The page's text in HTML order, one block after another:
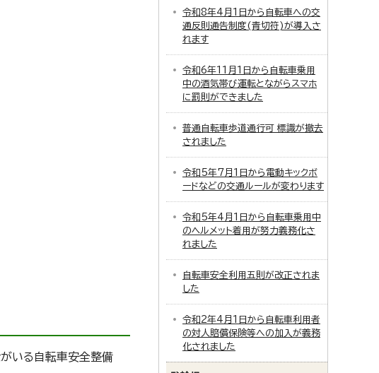
いる自転車安全整備
令和8年4月1日から自転車への交
通反則通告制度(青切符)が導入さ
れます
令和6年11月1日から自転車乗用
中の酒気帯び運転とながらスマホ
に罰則ができました
普通自転車歩道通行可 標識が撤去
されました
令和5年7月1日から電動キックボ
ードなどの交通ルールが変わります
令和5年4月1日から自転車乗用中
のヘルメット着用が努力義務化さ
れました
自転車安全利用五則が改正されま
した
令和2年4月1日から自転車利用者
の対人賠償保険等への加入が義務
化されました